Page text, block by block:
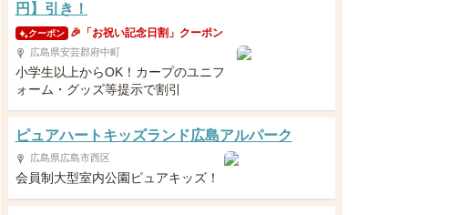
円】引き！
クーポン 🎉「お祝い記念日割」クーポン
広島県安芸郡府中町
小学生以上からOK！カープのユニフ
ォーム・グッズ等提示で割引
ピュアハートキッズランド広島アルパーク
広島県広島市西区
会員制大型室内公園ピュアキッズ！